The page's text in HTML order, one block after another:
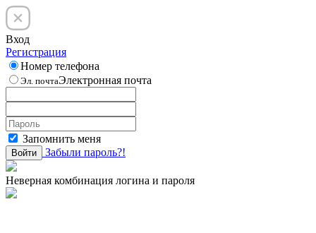
Вход
Регистрация
Номер телефона
Эл. почтаЭлектронная почта
Запомнить меня
Войти Забыли пароль?!
Неверная комбинация логина и пароля